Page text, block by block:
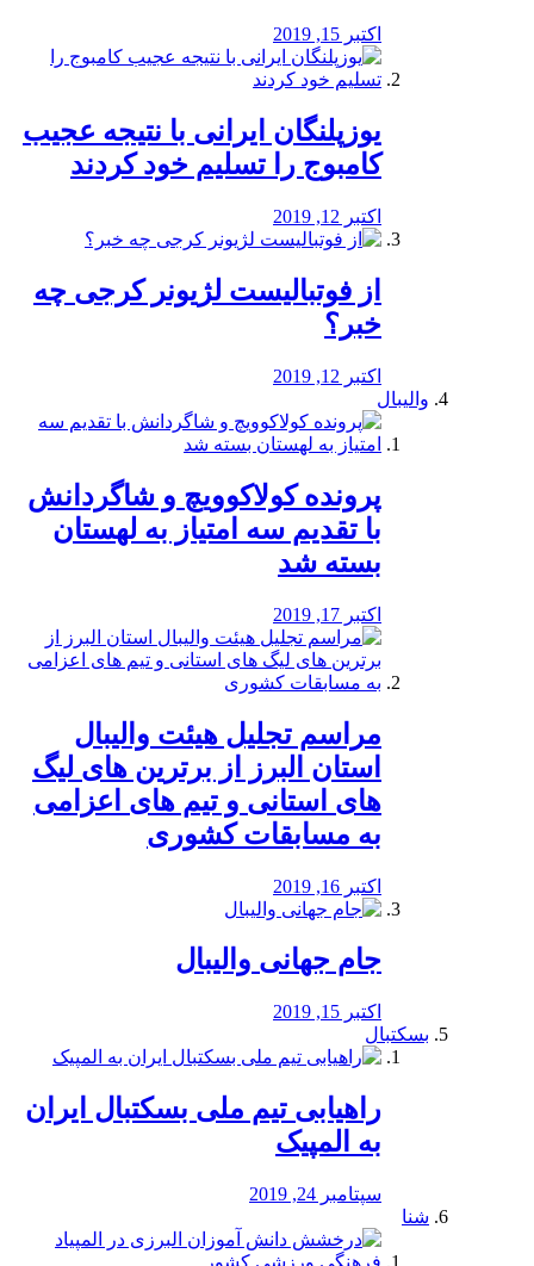
اکتبر 15, 2019
یوزپلنگان ایرانی با نتیجه عجیب
کامبوج را تسلیم خود کردند
اکتبر 12, 2019
از فوتبالیست لژیونر کرجی چه
خبر؟
اکتبر 12, 2019
والیبال
پرونده کولاکوویچ و شاگردانش
با تقدیم سه امتیاز به لهستان
بسته شد
اکتبر 17, 2019
مراسم تجلیل هیئت والیبال
استان البرز از برترین های لیگ
های استانی و تیم های اعزامی
به مسابقات کشوری
اکتبر 16, 2019
جام جهانی والیبال
اکتبر 15, 2019
بسکتبال
راهیابی تیم ملی بسکتبال ایران
به المپیک
سپتامبر 24, 2019
شنا